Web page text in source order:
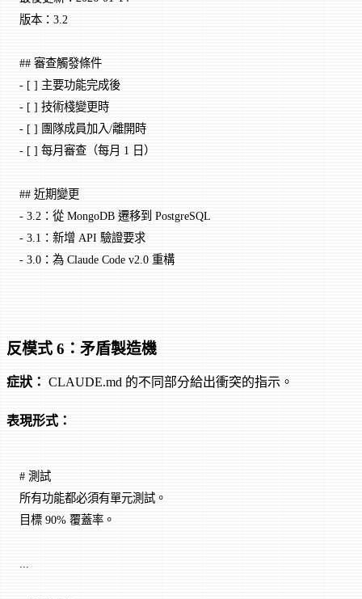
版本：3.2
## 審查觸發條件
- [ ] 主要功能完成後
- [ ] 技術棧變更時
- [ ] 團隊成員加入/離開時
- [ ] 每月審查（每月 1 日）
## 近期變更
- 3.2：從 MongoDB 遷移到 PostgreSQL
- 3.1：新增 API 驗證要求
- 3.0：為 Claude Code v2.0 重構
反模式 6：矛盾製造機
症狀： CLAUDE.md 的不同部分給出衝突的指示。
表現形式：
# 測試
所有功能都必須有單元測試。
目標 90% 覆蓋率。